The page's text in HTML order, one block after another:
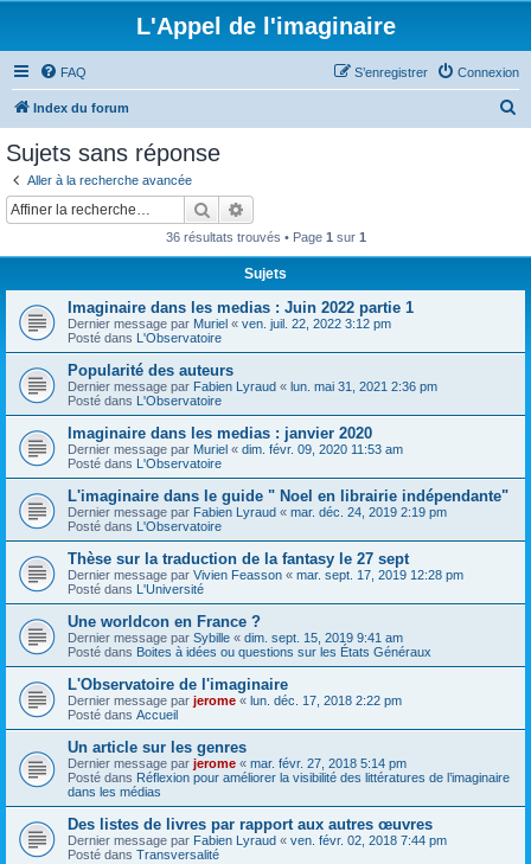
L'Appel de l'imaginaire
FAQ Connexion
S’enregistrer
Index du forum
Sujets sans réponse
Aller à la recherche avancée
Rechercher
36 résultats trouvés • Page 1 sur 1
Sujets
Imaginaire dans les medias : Juin 2022 partie 1
Dernier message par Muriel « ven. juil. 22, 2022 3:12 pm
Posté dans L'Observatoire
Popularité des auteurs
Dernier message par Fabien Lyraud « lun. mai 31, 2021 2:36 pm
Posté dans L'Observatoire
Imaginaire dans les medias : janvier 2020
Dernier message par Muriel « dim. févr. 09, 2020 11:53 am
Posté dans L'Observatoire
L'imaginaire dans le guide " Noel en librairie indépendante"
Dernier message par Fabien Lyraud « mar. déc. 24, 2019 2:19 pm
Posté dans L'Observatoire
Thèse sur la traduction de la fantasy le 27 sept
Dernier message par Vivien Feasson « mar. sept. 17, 2019 12:28 pm
Posté dans L'Université
Une worldcon en France ?
Dernier message par Sybille « dim. sept. 15, 2019 9:41 am
Posté dans Boites à idées ou questions sur les États Généraux
L'Observatoire de l'imaginaire
Dernier message par jerome « lun. déc. 17, 2018 2:22 pm
Posté dans Accueil
Un article sur les genres
Dernier message par jerome « mar. févr. 27, 2018 5:14 pm
Posté dans Réflexion pour améliorer la visibilité des littératures de l’imaginaire
dans les médias
Des listes de livres par rapport aux autres œuvres
Dernier message par Fabien Lyraud « ven. févr. 02, 2018 7:44 pm
Posté dans Transversalité